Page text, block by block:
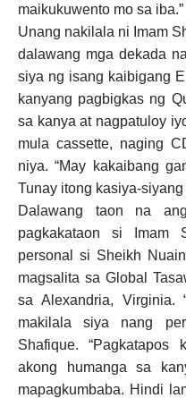
maikukuwento mo sa iba.”
Unang nakilala ni Imam
dalawang mga dekada
siya ng isang kaibigang
kanyang pagbigkas ng
sa kanya at nagpatuloy
mula cassette, naging
niya. “May kakaibang
Tunay itong kasiya-siyang
Dalawang taon na
pagkakataon si Imam
personal si Sheikh
magsalita sa Global
sa Alexandria, Virginia.
makilala siya nang
Shafique.
akong humanga sa
mapagkumbaba. Hindi